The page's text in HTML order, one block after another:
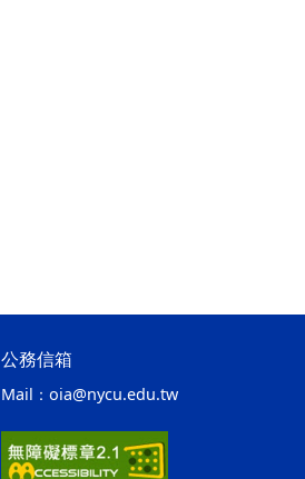
公務信箱
Mail： oia@nycu.edu.tw